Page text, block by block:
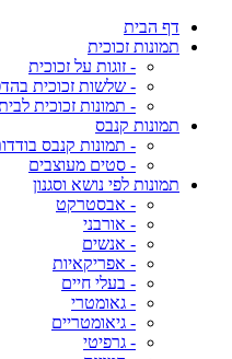
דף הבית
תמונות זכוכית
- זוגות על זכוכית
- שלשות זכוכית
- תמונות זכוכית
תמונות קנבס
- תמונות קנבס
- סטים מעוצבים
תמונות לפי נושא וסגנון
- אבסטרקט
- אורבני
- אנשים
- אפריקאיות
- בעלי חיים
- גאומטרי
- גיאומטריים
- גרפיטי